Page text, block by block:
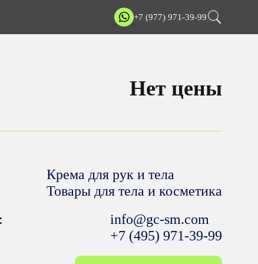
+7 (977) 971-39-99
Нет цены
Крема для рук и тела
Товары для тела и косметика
info@gc-sm.com
+7 (495) 971-39-99